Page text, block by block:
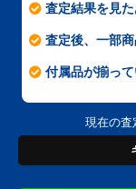
査定結果を見
査定後、一部
付属品が揃っ
現在の査